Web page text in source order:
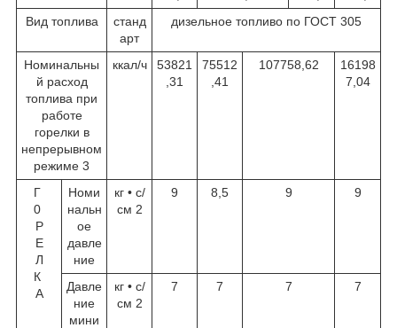
Вид топлива
станд
арт
дизельное топливо по ГОСТ 305
Номинальны
й расход
топлива при
работе
горелки в
непрерывном
режиме 3
ккал/ч
53821
,31
75512
,41
107758,62
16198
7,04
Г
0
Р
Е
Л
К
А
Номи
нальн
ое
давле
ние
кг • с/
см 2
9 8,5 9 9
Давле
ние
мини
кг • с/
см 2
7 7 7 7